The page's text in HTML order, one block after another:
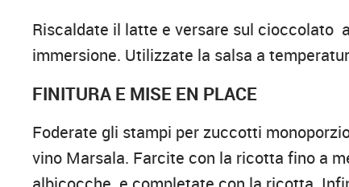
Riscaldate il latte e versare sul cioccolato
immersione. Utilizzate la salsa a
FINITURA E MISE EN PLACE
Foderate gli stampi per zuccotti
vino Marsala. Farcite con la ricotta fino a